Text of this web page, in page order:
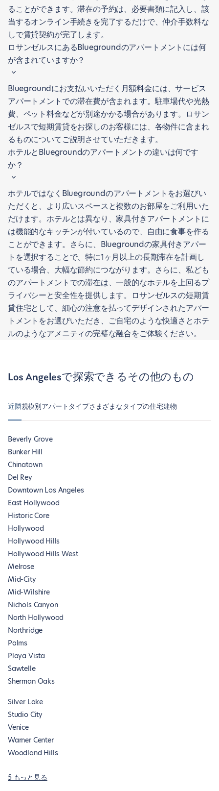
ることができます。滞在の予約は、必要書類に記入し、該
当するオンライン手続きを完了するだけで、仲介手数料な
しで賃貸契約が完了します。
ロサンゼルスにあるBluegroundのアパートメントには何
が含まれていますか？
Bluegroundにお支払いいただく月額料金には、サービス
アパートメントでの滞在費が含まれます。駐車場代や光熱
費、ペット料金などが別途かかる場合があります。ロサン
ゼルスで短期賃貸をお探しのお客様には、各物件に含まれ
るものについてご説明させていただきます。
ホテルとBluegroundのアパートメントの違いは何です
か？
ホテルではなくBluegroundのアパートメントをお選びい
ただくと、より広いスペースと複数のお部屋をご利用いた
だけます。ホテルとは異なり、家具付きアパートメントに
は機能的なキッチンが付いているので、自由に食事を作る
ことができます。さらに、Bluegroundの家具付きアパー
トを選択することで、特に1ヶ月以上の長期滞在を計画し
ている場合、大幅な節約につながります。さらに、私ども
のアパートメントでの滞在は、一般的なホテルを上回るプ
ライバシーと安全性を提供します。ロサンゼルスの短期賃
貸住宅として、細心の注意を払ってデザインされたアパー
トメントをお選びいただき、ご自宅のような快適さとホテ
ルのようなアメニティの完璧な融合をご体験ください。
Los Angelesで探索できるその他のもの
近隣規模別アパートタイプさまざまなタイプの住宅建物
Beverly Grove
Bunker Hill
Chinatown
Del Rey
Downtown Los Angeles
East Hollywood
Historic Core
Hollywood
Hollywood Hills
Hollywood Hills West
Melrose
Mid-City
Mid-Wilshire
Nichols Canyon
North Hollywood
Northridge
Palms
Playa Vista
Sawtelle
Sherman Oaks
Silver Lake
Studio City
Venice
Warner Center
Woodland Hills
5 もっと見る